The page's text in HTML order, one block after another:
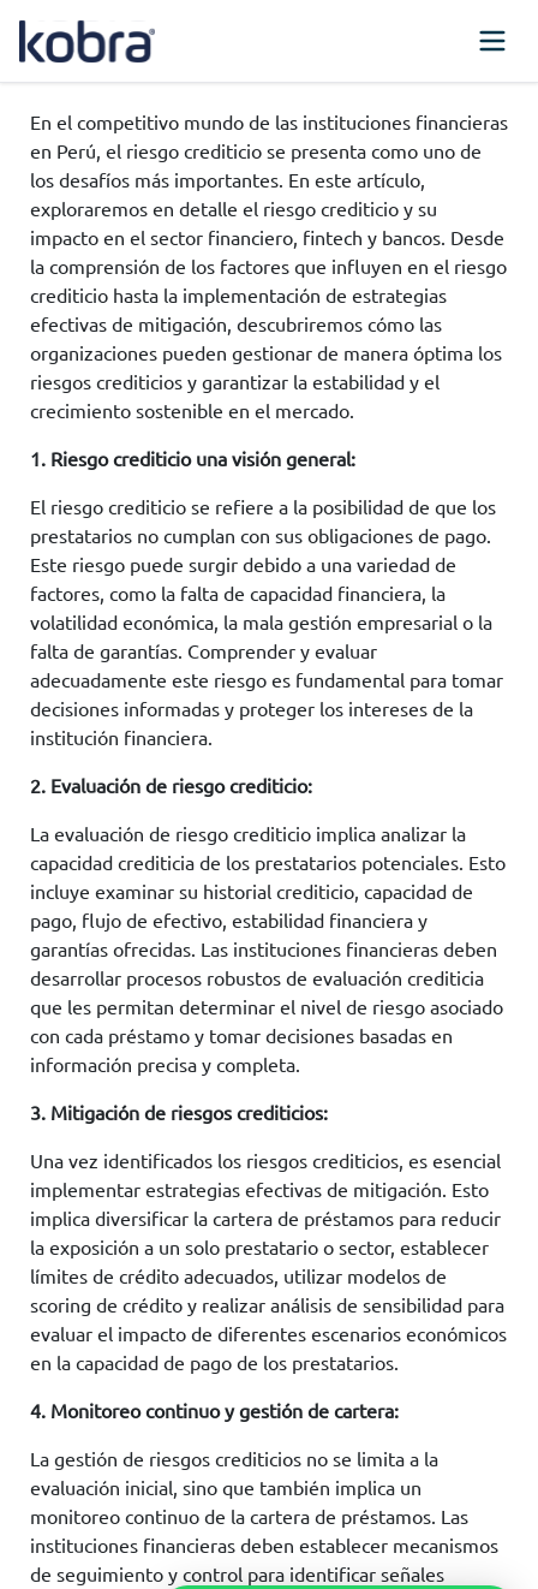
En el competitivo mundo de las instituciones financieras
en Perú, el riesgo crediticio se presenta como uno de
los desafíos más importantes. En este artículo,
exploraremos en detalle el riesgo crediticio y su
impacto en el sector financiero, fintech y bancos. Desde
la comprensión de los factores que influyen en el riesgo
crediticio hasta la implementación de estrategias
efectivas de mitigación, descubriremos cómo las
organizaciones pueden gestionar de manera óptima los
riesgos crediticios y garantizar la estabilidad y el
crecimiento sostenible en el mercado.
1. Riesgo crediticio una visión general:
El riesgo crediticio se refiere a la posibilidad de que los
prestatarios no cumplan con sus obligaciones de pago.
Este riesgo puede surgir debido a una variedad de
factores, como la falta de capacidad financiera, la
volatilidad económica, la mala gestión empresarial o la
falta de garantías. Comprender y evaluar
adecuadamente este riesgo es fundamental para tomar
decisiones informadas y proteger los intereses de la
institución financiera.
2. Evaluación de riesgo crediticio:
La evaluación de riesgo crediticio implica analizar la
capacidad crediticia de los prestatarios potenciales. Esto
incluye examinar su historial crediticio, capacidad de
pago, flujo de efectivo, estabilidad financiera y
garantías ofrecidas. Las instituciones financieras deben
desarrollar procesos robustos de evaluación crediticia
que les permitan determinar el nivel de riesgo asociado
con cada préstamo y tomar decisiones basadas en
información precisa y completa.
3. Mitigación de riesgos crediticios:
Una vez identificados los riesgos crediticios, es esencial
implementar estrategias efectivas de mitigación. Esto
implica diversificar la cartera de préstamos para reducir
la exposición a un solo prestatario o sector, establecer
límites de crédito adecuados, utilizar modelos de
scoring de crédito y realizar análisis de sensibilidad para
evaluar el impacto de diferentes escenarios económicos
en la capacidad de pago de los prestatarios.
4. Monitoreo continuo y gestión de cartera:
La gestión de riesgos crediticios no se limita a la
evaluación inicial, sino que también implica un
monitoreo continuo de la cartera de préstamos. Las
instituciones financieras deben establecer mecanismos
de seguimiento y control para identificar señales